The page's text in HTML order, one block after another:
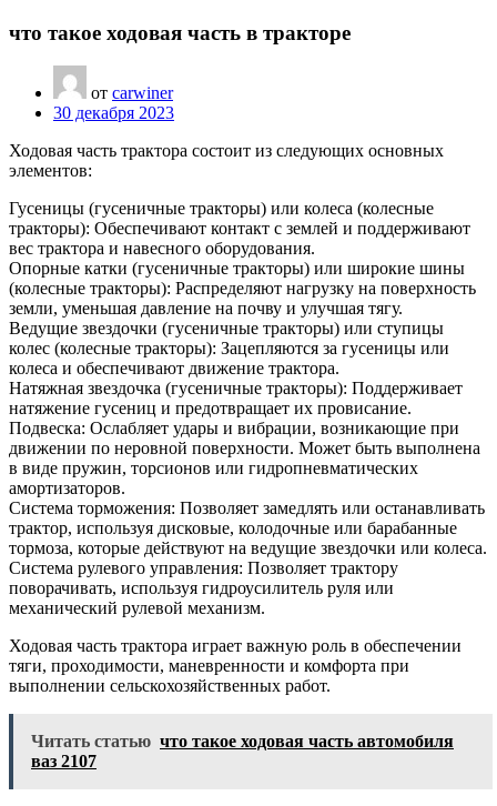
что такое ходовая часть в тракторе
от carwiner
30 декабря 2023
Ходовая часть трактора состоит из следующих основных
элементов:
Гусеницы (гусеничные тракторы) или колеса (колесные
тракторы): Обеспечивают контакт с землей и поддерживают
вес трактора и навесного оборудования.
Опорные катки (гусеничные тракторы) или широкие шины
(колесные тракторы): Распределяют нагрузку на поверхность
земли, уменьшая давление на почву и улучшая тягу.
Ведущие звездочки (гусеничные тракторы) или ступицы
колес (колесные тракторы): Зацепляются за гусеницы или
колеса и обеспечивают движение трактора.
Натяжная звездочка (гусеничные тракторы): Поддерживает
натяжение гусениц и предотвращает их провисание.
Подвеска: Ослабляет удары и вибрации, возникающие при
движении по неровной поверхности. Может быть выполнена
в виде пружин, торсионов или гидропневматических
амортизаторов.
Система торможения: Позволяет замедлять или останавливать
трактор, используя дисковые, колодочные или барабанные
тормоза, которые действуют на ведущие звездочки или колеса.
Система рулевого управления: Позволяет трактору
поворачивать, используя гидроусилитель руля или
механический рулевой механизм.
Ходовая часть трактора играет важную роль в обеспечении
тяги, проходимости, маневренности и комфорта при
выполнении сельскохозяйственных работ.
Читать статью что такое ходовая часть автомобиля
ваз 2107